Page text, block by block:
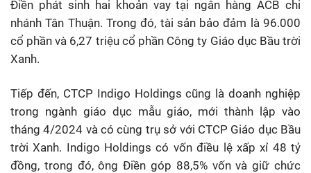
Điền phát sinh hai khoản vay tại ngân hàng ACB chi
nhánh Tân Thuận. Trong đó, tài sản bảo đảm là 96.000
cổ phần và 6,27 triệu cổ phần Công ty Giáo dục Bầu trời
Xanh.
Tiếp đến, CTCP Indigo Holdings cũng là doanh nghiệp
trong ngành giáo dục mẫu giáo, mới thành lập vào
tháng 4/2024 và có cùng trụ sở với CTCP Giáo dục Bầu
trời Xanh. Indigo Holdings có vốn điều lệ xấp xỉ 48 tỷ
đồng, trong đó, ông Điền góp 88,5% vốn và giữ chức